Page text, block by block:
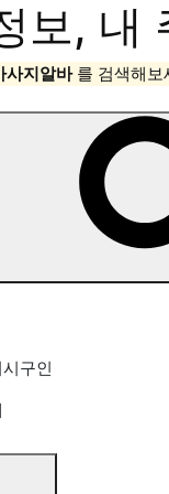
보, 내
사지알바 를 검색해보
구인